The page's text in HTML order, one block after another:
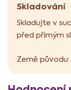
Skladování
Skladujte v
před přímým
Země původu: